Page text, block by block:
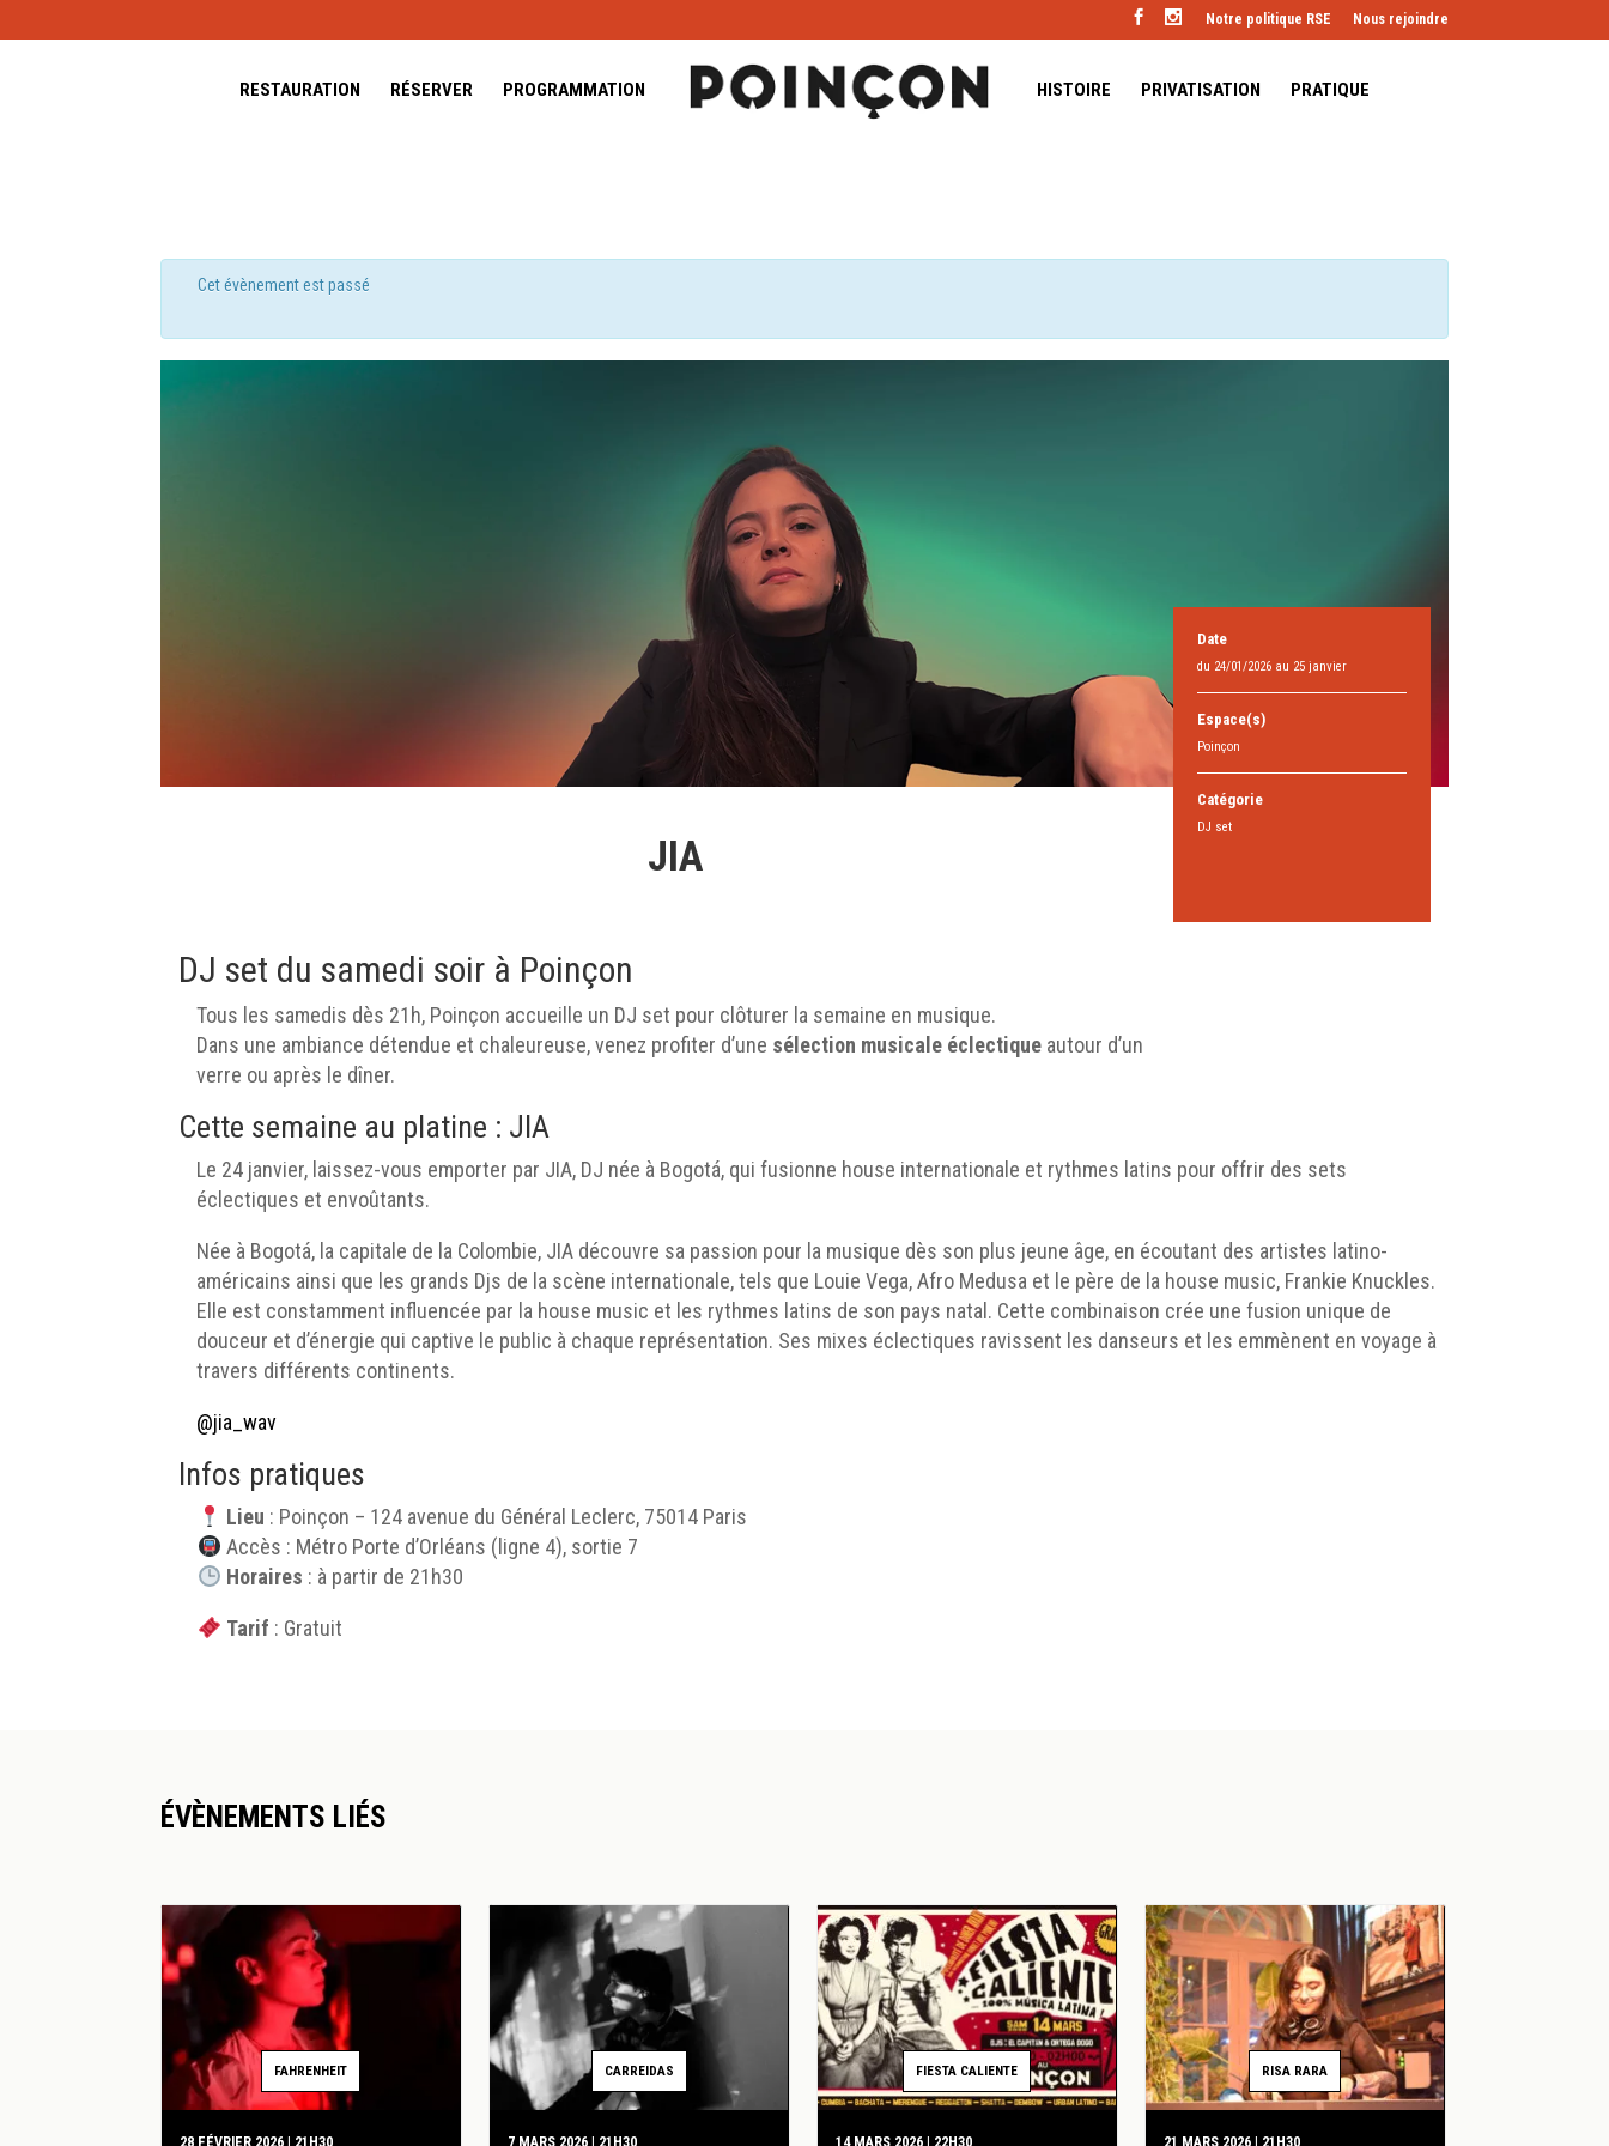
Notre politique RSE Nous rejoindre
RESTAURATION RÉSERVER PROGRAMMATION HISTOIRE PRIVATISATION PRATIQUE
Cet évènement est passé
JIA
Date
du 24/01/2026 au 25 janvier
Espace(s)
Poinçon
Catégorie
DJ set
DJ set du samedi soir à Poinçon
Tous les samedis dès 21h, Poinçon accueille un DJ set pour clôturer la semaine en musique.
Dans une ambiance détendue et chaleureuse, venez profiter d’une sélection musicale éclectique autour d’un
verre ou après le dîner.
Cette semaine au platine : JIA
Le 24 janvier, laissez-vous emporter par JIA, DJ née à Bogotá, qui fusionne house internationale et rythmes latins pour offrir des sets
éclectiques et envoûtants.
Née à Bogotá, la capitale de la Colombie, JIA découvre sa passion pour la musique dès son plus jeune âge, en écoutant des artistes latino-
américains ainsi que les grands Djs de la scène internationale, tels que Louie Vega, Afro Medusa et le père de la house music, Frankie Knuckles.
Elle est constamment influencée par la house music et les rythmes latins de son pays natal. Cette combinaison crée une fusion unique de
douceur et d’énergie qui captive le public à chaque représentation. Ses mixes éclectiques ravissent les danseurs et les emmènent en voyage à
travers différents continents.
@jia_wav
Infos pratiques
Lieu : Poinçon – 124 avenue du Général Leclerc, 75014 Paris
Accès : Métro Porte d’Orléans (ligne 4), sortie 7
Horaires : à partir de 21h30
Tarif : Gratuit
ÉVÈNEMENTS LIÉS
FAHRENHEIT
28 FÉVRIER 2026 | 21H30
CARREIDAS
7 MARS 2026 | 21H30
FIESTA CALIENTE
14 MARS 2026 | 22H30
RISA RARA
21 MARS 2026 | 21H30